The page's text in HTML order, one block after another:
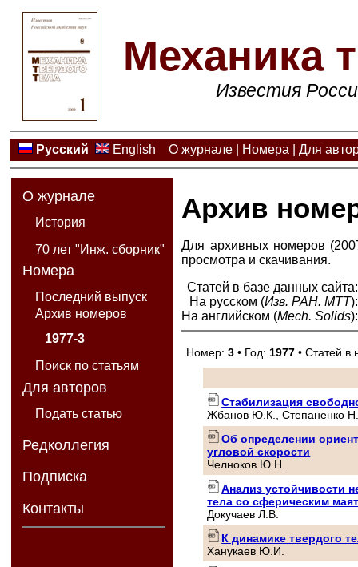
Механика
Известия
Русский English О журнале| Номера Для
О журнале
История
70 лет "Инж. сборник"
Номера
Последний выпуск
Архив номеров
1977-3
Поиск по статьям
Для авторов
Подать статью
Редколлегия
Подписка
Контакты
Архив
Для архивных номеров
просмотра и скачивания.
Статей в базе данных сайта:
На русском (Изв. РАН. МТТ):
На английском (Mech. Solids):
Номер:3 • Год: 1977 • Статей
Стабилизация
Жбанов Ю.К., Степаненко
Об определении
угловой скорости
Челноков Ю.Н.
Анализ устойчивости
тела со сферическим
Докучаев Л.В.
К динамике твердого
Ханукаев Ю.И.